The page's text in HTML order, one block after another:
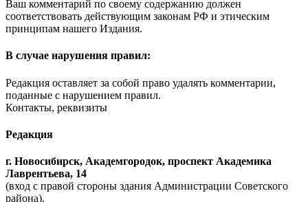
Ваш комментарий по своему содержанию должен
соответствовать действующим законам РФ и этическим
принципам нашего Издания.
В случае нарушения правил:
Редакция оставляет за собой право удалять комментарии,
поданные с нарушением правил.
Контакты, реквизиты
Редакция
г. Новосибирск, Академгородок, проспект Академика
Лаврентьева, 14
(вход с правой стороны здания Администрации Советского
района).